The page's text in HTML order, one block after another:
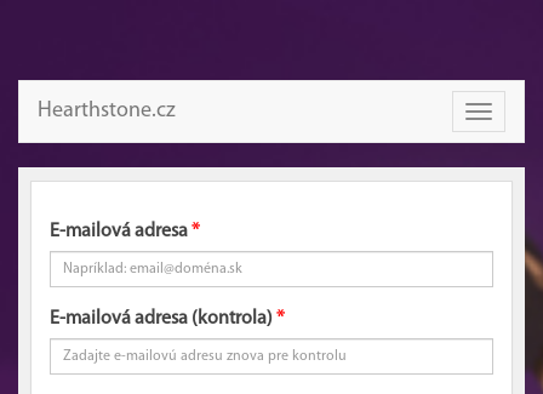
Toggle
Hearthstone.cz
E-mailová adresa
E-mailová adresa (kontrola)